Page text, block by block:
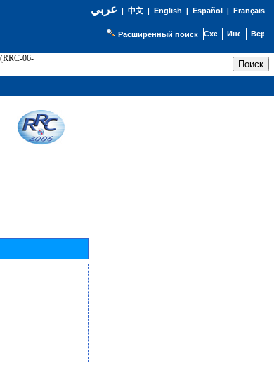
عربي| 中文| English | Español | Français
Расширенный поиск
06-